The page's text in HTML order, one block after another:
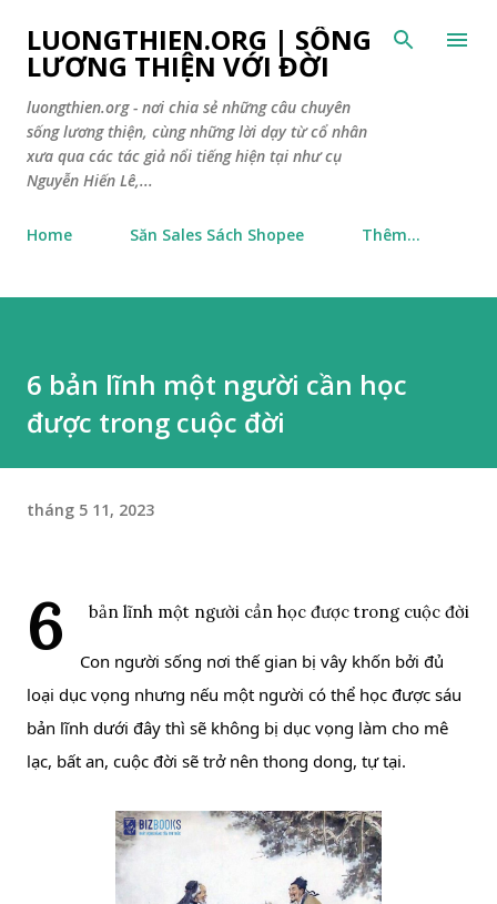
Chuyển đến nội dung chính
LUONGTHIEN.ORG | SỐNG
LƯƠNG THIỆN VỚI ĐỜI
luongthien.org - nơi chia sẻ những câu chuyên
sống lương thiện, cùng những lời dạy từ cổ nhân
xưa qua các tác giả nổi tiếng hiện tại như cụ
Nguyễn Hiến Lê,...
Home Săn Sales Sách Shopee Thêm…
6 bản lĩnh một người cần học
được trong cuộc đời
tháng 5 11, 2023
6 bản lĩnh một người cần học được trong cuộc đời
Con người sống nơi thế gian bị vây khốn bởi đủ
loại dục vọng nhưng nếu một người có thể học được sáu
bản lĩnh dưới đây thì sẽ không bị dục vọng làm cho mê
lạc, bất an, cuộc đời sẽ trở nên thong dong, tự tại.